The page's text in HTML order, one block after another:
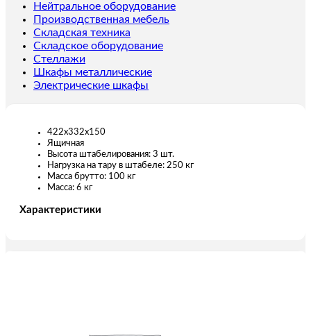
Нейтральное оборудование
Производственная мебель
Складская техника
Складское оборудование
Стеллажи
Шкафы металлические
Электрические шкафы
422х332х150
Ящичная
Высота штабелирования: 3 шт.
Нагрузка на тару в штабеле: 250 кг
Масса брутто: 100 кг
Масса: 6 кг
Характеристики